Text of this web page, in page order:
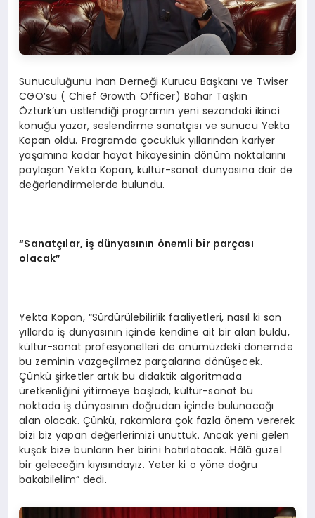
Sunuculuğunu İnan Derneği Kurucu Başkanı ve Twiser
CGO’su ( Chief Growth Officer) Bahar Taşkın
Öztürk’ün üstlendiği programın yeni sezondaki ikinci
konuğu yazar, seslendirme sanatçısı ve sunucu Yekta
Kopan oldu. Programda çocukluk yıllarından kariyer
yaşamına kadar hayat hikayesinin dönüm noktalarını
paylaşan Yekta Kopan, kültür-sanat dünyasına dair de
değerlendirmelerde bulundu.
“Sanatçılar, iş dünyasının önemli bir parçası
olacak”
Yekta Kopan, “Sürdürülebilirlik faaliyetleri, nasıl ki son
yıllarda iş dünyasının içinde kendine ait bir alan buldu,
kültür-sanat profesyonelleri de önümüzdeki dönemde
bu zeminin vazgeçilmez parçalarına dönüşecek.
Çünkü şirketler artık bu didaktik algoritmada
üretkenliğini yitirmeye başladı, kültür-sanat bu
noktada iş dünyasının doğrudan içinde bulunacağı
alan olacak. Çünkü, rakamlara çok fazla önem vererek
bizi biz yapan değerlerimizi unuttuk. Ancak yeni gelen
kuşak bize bunların her birini hatırlatacak. Hâlâ güzel
bir geleceğin kıyısındayız. Yeter ki o yöne doğru
bakabilelim” dedi.